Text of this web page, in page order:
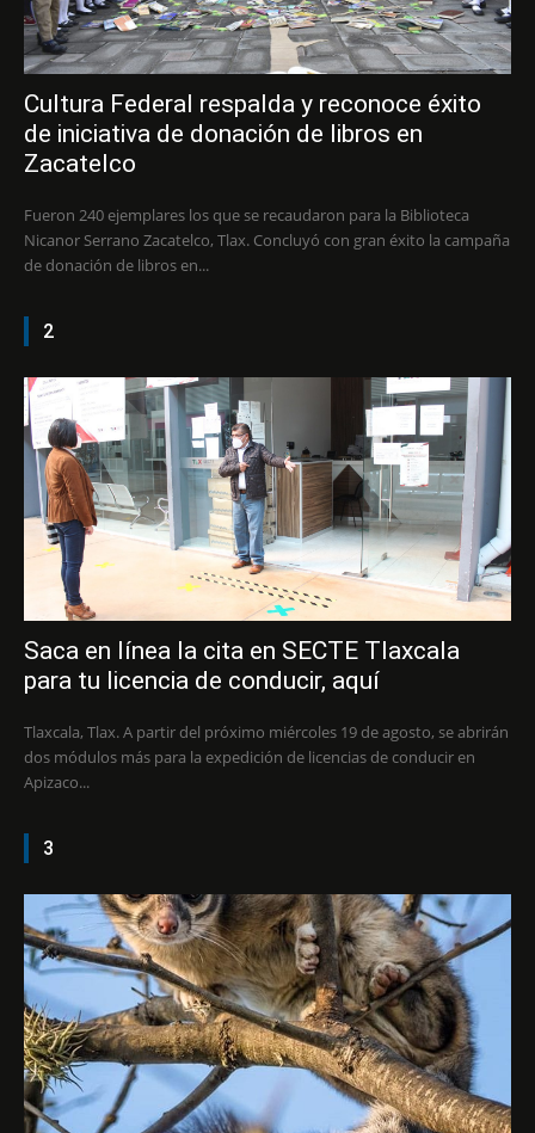
Cultura Federal respalda y reconoce éxito
de iniciativa de donación de libros en
Zacatelco
Fueron 240 ejemplares los que se recaudaron para la Biblioteca
Nicanor Serrano Zacatelco, Tlax. Concluyó con gran éxito la campaña
de donación de libros en...
2
Saca en línea la cita en SECTE Tlaxcala
para tu licencia de conducir, aquí
Tlaxcala, Tlax. A partir del próximo miércoles 19 de agosto, se abrirán
dos módulos más para la expedición de licencias de conducir en
Apizaco...
3